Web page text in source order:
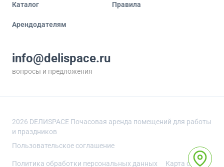
Каталог Правила
Арендодателям
info@delispace.ru
вопросы и предложения
2026 DEЛИSPACE Почасовая аренда помещений для работы
и праздников
Пользовательское соглашение
Политика обработки персональных данных Карта сайта